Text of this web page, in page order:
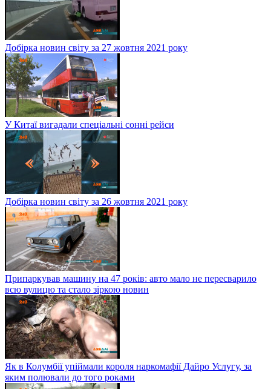
Добірка новин світу за 27 жовтня 2021 року
У Китаї вигадали спеціальні сонні рейси
Добірка новин світу за 26 жовтня 2021 року
Припаркував машину на 47 років: авто мало не пересварило
всю вулицю та стало зіркою новин
Як в Колумбії упіймали короля наркомафії Дайро Услугу, за
яким полювали до того роками